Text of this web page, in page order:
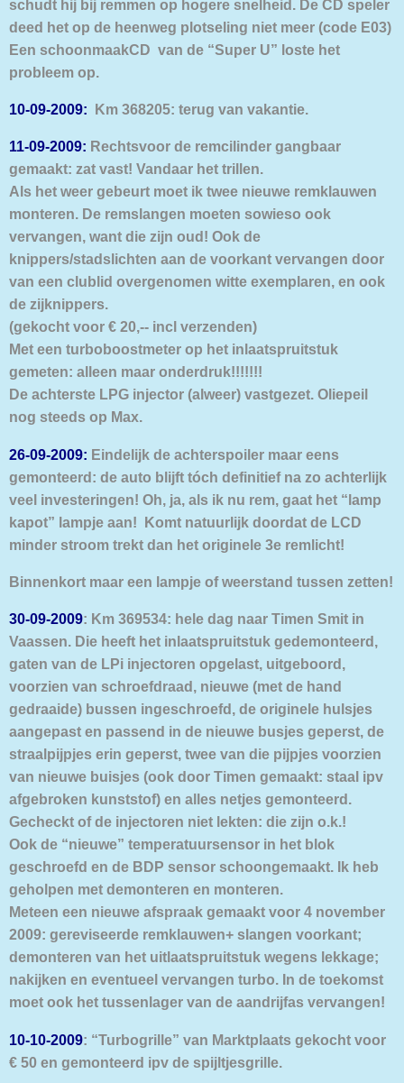
schudt hij bij remmen op hogere snelheid. De CD speler
deed het op de heenweg plotseling niet meer (code E03)
Een schoonmaakCD van de “Super U” loste het
probleem op.
10-09-2009: Km 368205: terug van vakantie.
11-09-2009: Rechtsvoor de remcilinder gangbaar
gemaakt: zat vast! Vandaar het trillen.
Als het weer gebeurt moet ik twee nieuwe remklauwen
monteren. De remslangen moeten sowieso ook
vervangen, want die zijn oud! Ook de
knippers/stadslichten aan de voorkant vervangen door
van een clublid overgenomen witte exemplaren, en ook
de zijknippers.
(gekocht voor € 20,-- incl verzenden)
Met een turboboostmeter op het inlaatspruitstuk
gemeten: alleen maar onderdruk!!!!!!!
De achterste LPG injector (alweer) vastgezet. Oliepeil
nog steeds op Max.
26-09-2009: Eindelijk de achterspoiler maar eens
gemonteerd: de auto blijft tóch definitief na zo achterlijk
veel investeringen! Oh, ja, als ik nu rem, gaat het “lamp
kapot” lampje aan! Komt natuurlijk doordat de LCD
minder stroom trekt dan het originele 3e remlicht!
Binnenkort maar een lampje of weerstand tussen zetten!
30-09-2009: Km 369534: hele dag naar Timen Smit in
Vaassen. Die heeft het inlaatspruitstuk gedemonteerd,
gaten van de LPi injectoren opgelast, uitgeboord,
voorzien van schroefdraad, nieuwe (met de hand
gedraaide) bussen ingeschroefd, de originele hulsjes
aangepast en passend in de nieuwe busjes geperst, de
straalpijpjes erin geperst, twee van die pijpjes voorzien
van nieuwe buisjes (ook door Timen gemaakt: staal ipv
afgebroken kunststof) en alles netjes gemonteerd.
Gecheckt of de injectoren niet lekten: die zijn o.k.!
Ook de “nieuwe” temperatuursensor in het blok
geschroefd en de BDP sensor schoongemaakt. Ik heb
geholpen met demonteren en monteren.
Meteen een nieuwe afspraak gemaakt voor 4 november
2009: gereviseerde remklauwen+ slangen voorkant;
demonteren van het uitlaatspruitstuk wegens lekkage;
nakijken en eventueel vervangen turbo. In de toekomst
moet ook het tussenlager van de aandrijfas vervangen!
10-10-2009: “Turbogrille” van Marktplaats gekocht voor
€ 50 en gemonteerd ipv de spijltjesgrille.